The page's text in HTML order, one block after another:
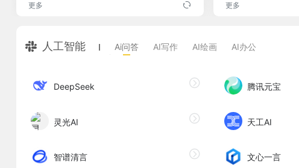
更多 更多
人工智能 Ai问答 AI写作 AI绘画 AI办公
DeepSeek 腾讯元宝
灵光AI 天工AI
智谱清言 文心一言